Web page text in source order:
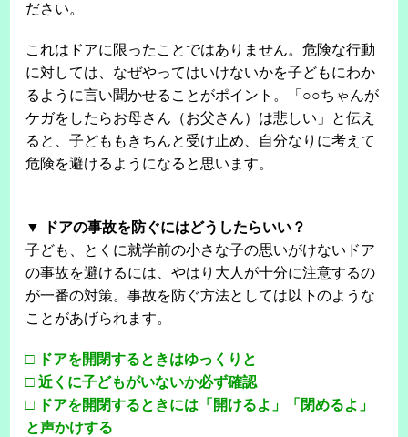
ださい。
これはドアに限ったことではありません。危険な行動
に対しては、なぜやってはいけないかを子どもにわか
るように言い聞かせることがポイント。「○○ちゃんが
ケガをしたらお母さん（お父さん）は悲しい」と伝え
ると、子どももきちんと受け止め、自分なりに考えて
危険を避けるようになると思います。
▼ ドアの事故を防ぐにはどうしたらいい？
子ども、とくに就学前の小さな子の思いがけないドア
の事故を避けるには、やはり大人が十分に注意するの
が一番の対策。事故を防ぐ方法としては以下のような
ことがあげられます。
□ ドアを開閉するときはゆっくりと
□ 近くに子どもがいないか必ず確認
□ ドアを開閉するときには「開けるよ」「閉めるよ」
と声かけする